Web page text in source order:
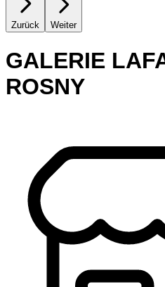
Zurück Weiter
GALERIE
ROSNY